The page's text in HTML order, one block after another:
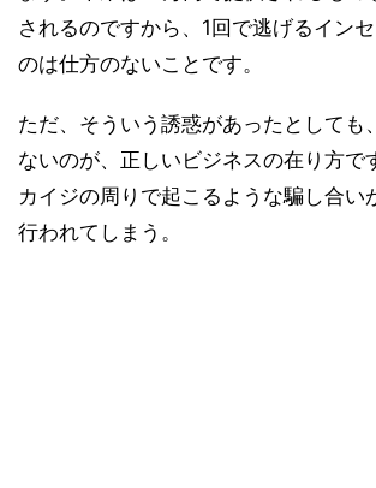
されるのですから、1回で逃げるイン
のは仕方のないことです。
ただ、そういう誘惑があったとしても
ないのが、正しいビジネスの在り方で
カイジの周りで起こるような騙し合い
行われてしまう。